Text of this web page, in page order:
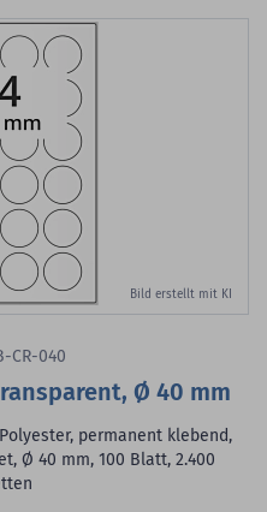
Bild erstellt mit KI
CR-040
Ø 40 mm
permanent klebend,
Ø 40 mm, 100 Blatt, 2.400